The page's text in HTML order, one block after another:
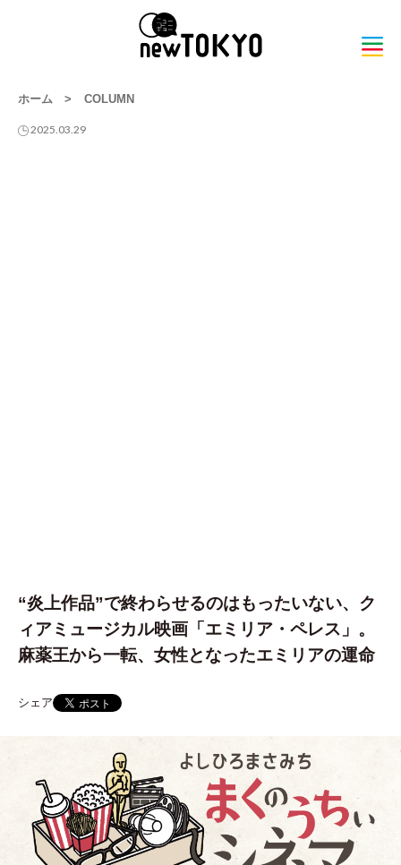
ホーム > COLUMN
2025.03.29
“炎上作品”で終わらせるのはもったいない、ク
ィアミュージカル映画「エミリア・ペレス」。
麻薬王から一転、女性となったエミリアの運命
シェア